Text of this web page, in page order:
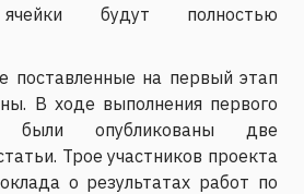
будут полностью
поставленные на первый этап
В ходе выполнения первого
были опубликованы две
Трое участников проекта
о результатах работ по